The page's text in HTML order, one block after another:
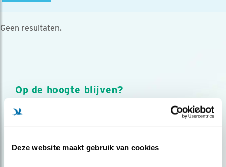
Deze website maakt gebruik van cookies
Geen resultaten.
Op de hoogte blijven?
Meld je aan en ontvang nieuws, inspiratie, acties en tips
over vogels en activiteiten van Vogelbescherming.